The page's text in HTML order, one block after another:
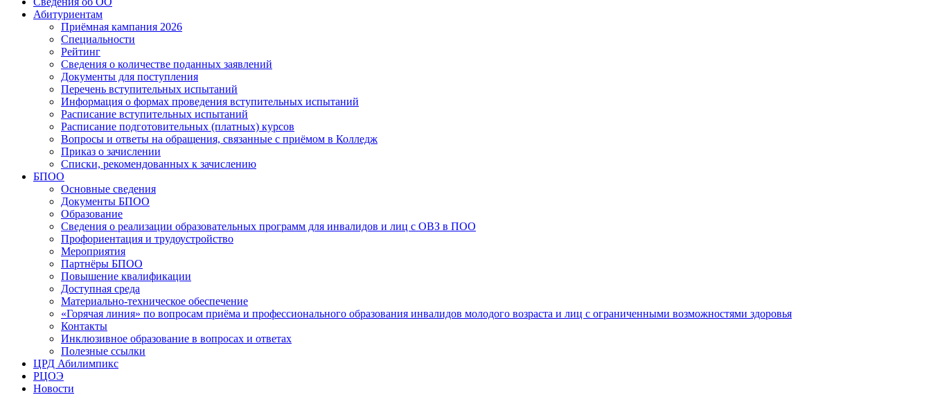
Абитуриентам
Приёмная кампания 2026
Специальности
Рейтинг
Сведения о количестве поданных заявлений
Документы для поступления
Перечень вступительных испытаний
Информация о формах проведения вступительных испытаний
Расписание вступительных испытаний
Расписание подготовительных (платных) курсов
Вопросы и ответы на обращения, связанные с приёмом в Колледж
Приказ о зачислении
Списки, рекомендованных к зачислению
БПОО
Основные сведения
Документы БПОО
Образование
Сведения о реализации образовательных программ для инвалидов и лиц с ОВЗ в ПОО
Профориентация и трудоустройство
Мероприятия
Партнёры БПОО
Повышение квалификации
Доступная среда
Материально-техническое обеспечение
«Горячая линия» по вопросам приёма и профессионального образования инвалидов молодого возраста и лиц с ограниченными возможностями здоровья
Контакты
Инклюзивное образование в вопросах и ответах
Полезные ссылки
ЦРД Абилимпикс
РЦОЭ
Новости